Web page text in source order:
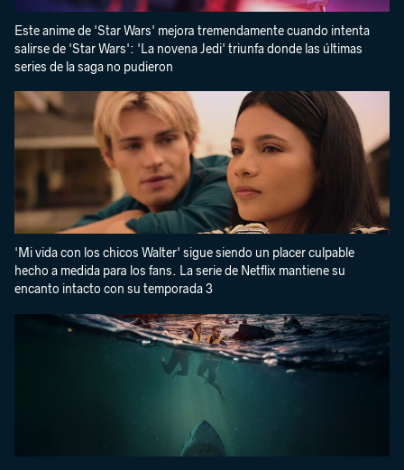
Este anime de 'Star Wars' mejora tremendamente cuando intenta
salirse de 'Star Wars': 'La novena Jedi' triunfa donde las últimas
series de la saga no pudieron
'Mi vida con los chicos Walter' sigue siendo un placer culpable
hecho a medida para los fans. La serie de Netflix mantiene su
encanto intacto con su temporada 3